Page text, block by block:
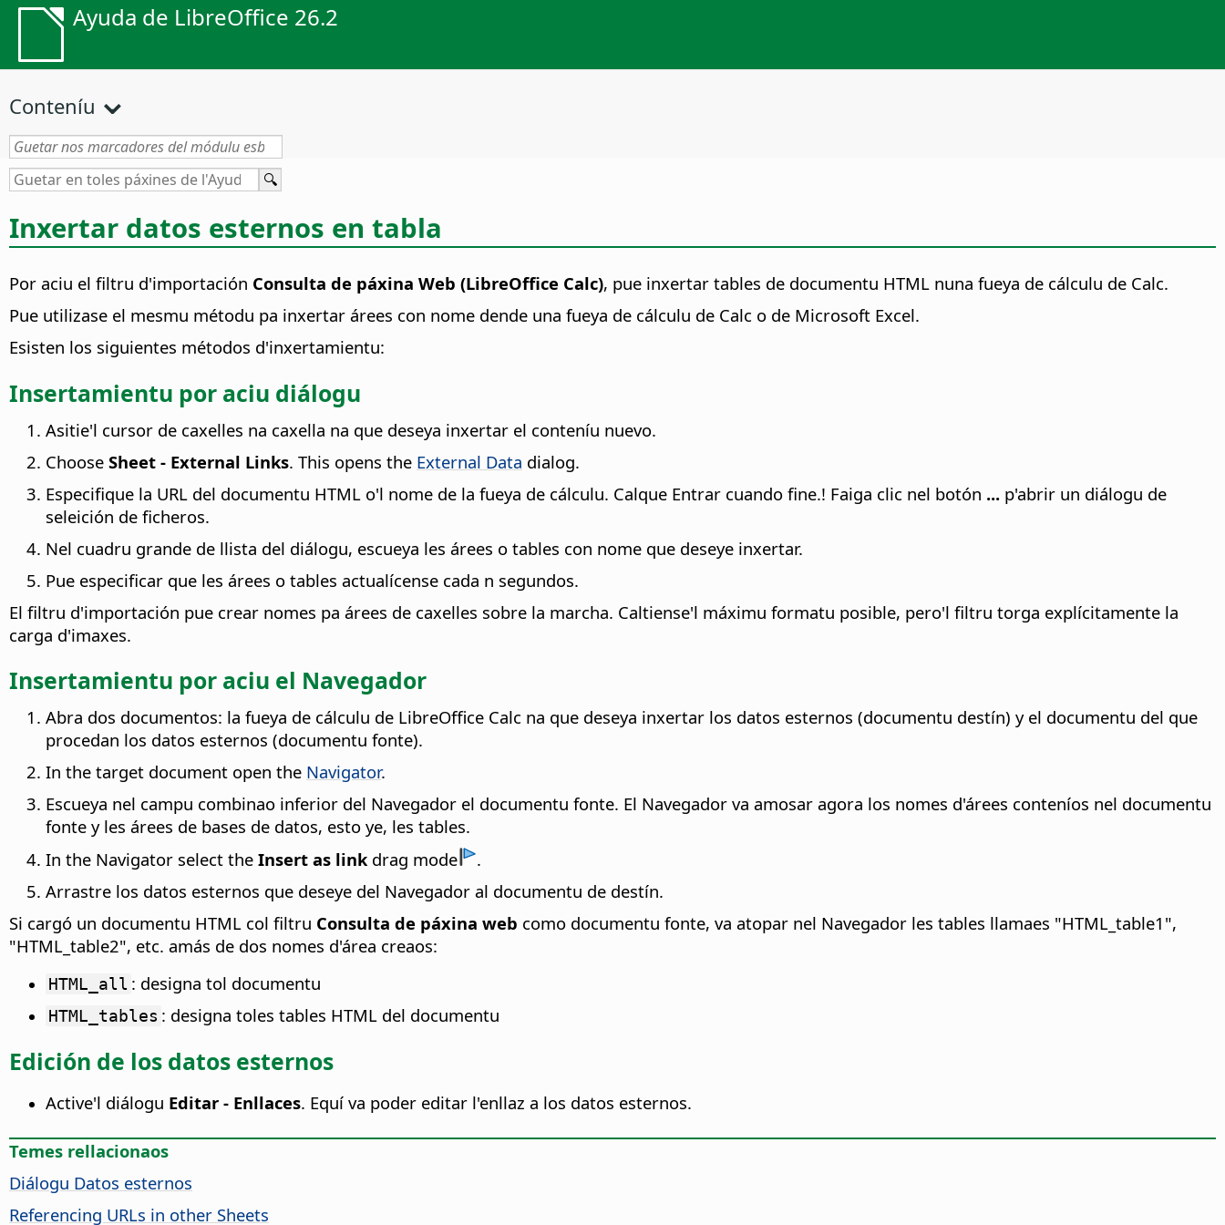
Ayuda de LibreOffice 26.2
Conteníu
Inxertar datos esternos en tabla
Por aciu el filtru d'importación Consulta de páxina Web (LibreOffice Calc), pue inxertar tables de documentu HTML nuna fueya de cálculu de Calc.
Pue utilizase el mesmu métodu pa inxertar árees con nome dende una fueya de cálculu de Calc o de Microsoft Excel.
Esisten los siguientes métodos d'inxertamientu:
Insertamientu por aciu diálogu
Asitie'l cursor de caxelles na caxella na que deseya inxertar el conteníu nuevo.
Choose Sheet - External Links. This opens the External Data dialog.
Especifique la URL del documentu HTML o'l nome de la fueya de cálculu. Calque Entrar cuando fine.! Faiga clic nel botón ... p'abrir un diálogu de
seleición de ficheros.
Nel cuadru grande de llista del diálogu, escueya les árees o tables con nome que deseye inxertar.
Pue especificar que les árees o tables actualícense cada n segundos.
El filtru d'importación pue crear nomes pa árees de caxelles sobre la marcha. Caltiense'l máximu formatu posible, pero'l filtru torga explícitamente la
carga d'imaxes.
Insertamientu por aciu el Navegador
Abra dos documentos: la fueya de cálculu de LibreOffice Calc na que deseya inxertar los datos esternos (documentu destín) y el documentu del que
procedan los datos esternos (documentu fonte).
In the target document open the Navigator.
Escueya nel campu combinao inferior del Navegador el documentu fonte. El Navegador va amosar agora los nomes d'árees conteníos nel documentu
fonte y les árees de bases de datos, esto ye, les tables.
In the Navigator select the Insert as link drag mode
.
Arrastre los datos esternos que deseye del Navegador al documentu de destín.
Si cargó un documentu HTML col filtru Consulta de páxina web como documentu fonte, va atopar nel Navegador les tables llamaes "HTML_table1",
"HTML_table2", etc. amás de dos nomes d'área creaos:
HTML_all : designa tol documentu
HTML_tables : designa toles tables HTML del documentu
Edición de los datos esternos
Active'l diálogu Editar - Enllaces. Equí va poder editar l'enllaz a los datos esternos.
Temes rellacionaos
Diálogu Datos esternos
Referencing URLs in other Sheets